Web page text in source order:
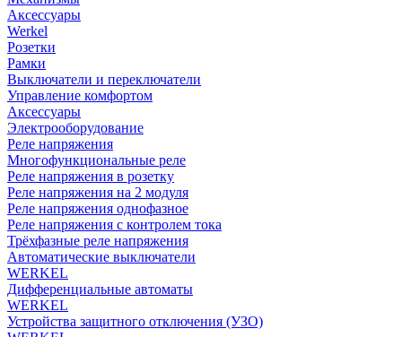
Аксессуары
Werkel
Розетки
Рамки
Выключатели и переключатели
Управление комфортом
Аксессуары
Электрооборудование
Реле напряжения
Многофункциональные реле
Реле напряжения в розетку
Реле напряжения на 2 модуля
Реле напряжения однофазное
Реле напряжения с контролем тока
Трёхфазные реле напряжения
Автоматические выключатели
WERKEL
Дифференциальные автоматы
WERKEL
Устройства защитного отключения (УЗО)